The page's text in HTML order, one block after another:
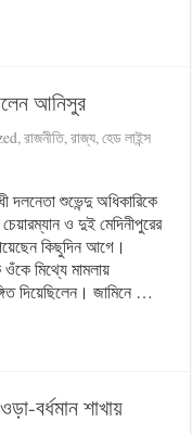
আনিসুর
,রাজনীতি,রাজ্য,হেড লাইন্স
দলনেতা শুভেন্দু অধিকারিকে
ও দুই মেদিনীপুরের
কিছুদিন আগে।
মিথ্যে মামলায়
দিয়েছিলেন। জামিনে …
বর্ধমান শাখায়